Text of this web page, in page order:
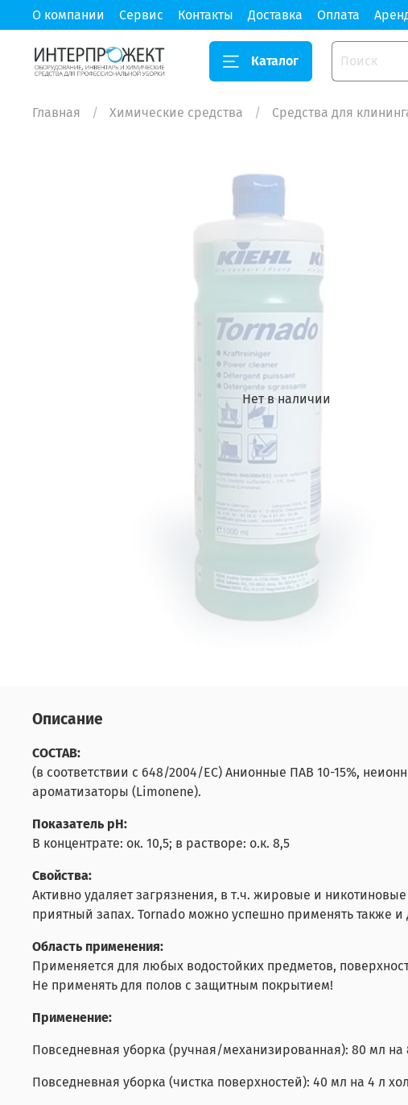
О компании Сервис Контакты Доставка Оплата
Каталог
Главная Химические средства Средства для
Нет в наличии
Описание
СОСТАВ:
(в соответствии с 648/2004/ЕС) Анионные ПАВ 10-15%,
ароматизаторы (Limonene).
Показатель pH:
В концентрате: ок. 10,5; в растворе: о.к. 8,5
Свойства:
Активно удаляет загрязнения, в т.ч. жировые и
приятный запах. Tornado можно успешно применять также
Область применения:
Применяется для любых водостойких предметов,
Не применять для полов с защитным покрытием!
Применение:
Повседневная уборка (ручная/механизированная): 80 мл на
Повседневная уборка (чистка поверхностей): 40 мл на 4 л